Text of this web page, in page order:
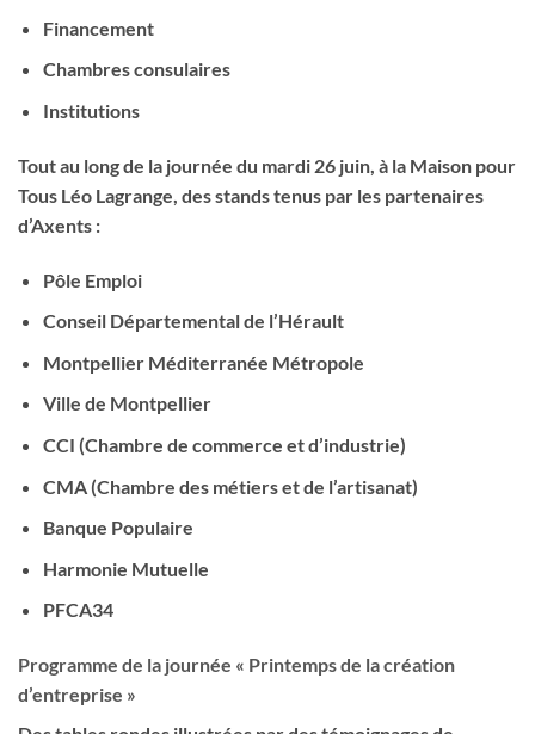
Financement
Chambres consulaires
Institutions
Tout au long de la journée du mardi 26 juin, à la Maison pour
Tous Léo Lagrange, des stands tenus par les partenaires
d’Axents :
Pôle Emploi
Conseil Départemental de l’Hérault
Montpellier Méditerranée Métropole
Ville de Montpellier
CCI (Chambre de commerce et d’industrie)
CMA (Chambre des métiers et de l’artisanat)
Banque Populaire
Harmonie Mutuelle
PFCA34
Programme de la journée « Printemps de la création
d’entreprise »